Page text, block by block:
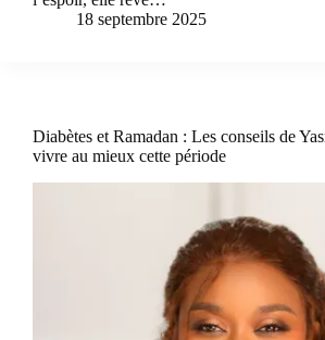
18 septembre 2025
Diabètes et Ramadan : Les conseils de
vivre au mieux cette période